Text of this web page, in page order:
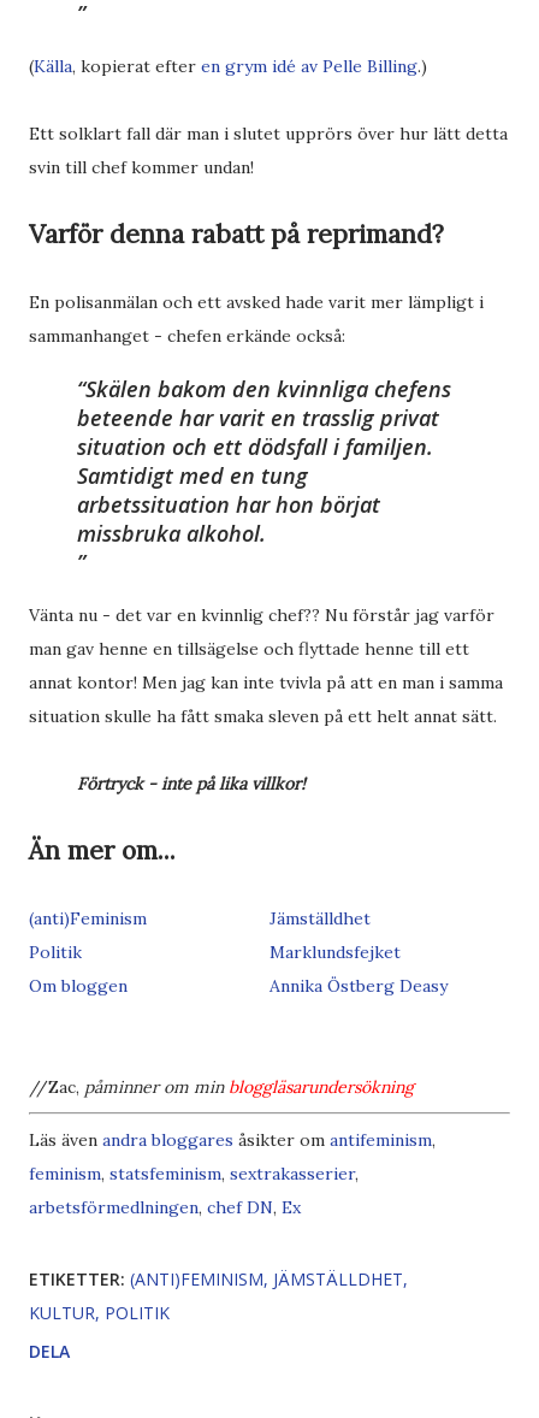
(Källa, kopierat efter en grym idé av Pelle Billing.)
Ett solklart fall där man i slutet upprörs över hur lätt detta
svin till chef kommer undan!
Varför denna rabatt på reprimand?
En polisanmälan och ett avsked hade varit mer lämpligt i
sammanhanget - chefen erkände också:
Skälen bakom den kvinnliga chefens
beteende har varit en trasslig privat
situation och ett dödsfall i familjen.
Samtidigt med en tung
arbetssituation har hon börjat
missbruka alkohol.
Vänta nu - det var en kvinnlig chef?? Nu förstår jag varför
man gav henne en tillsägelse och flyttade henne till ett
annat kontor! Men jag kan inte tvivla på att en man i samma
situation skulle ha fått smaka sleven på ett helt annat sätt.
Förtryck - inte på lika villkor!
Än mer om...
(anti)Feminism
Jämställdhet
Politik
Marklundsfejket
Om bloggen
Annika Östberg Deasy
//Zac, påminner om min bloggläsarundersökning
Läs även andra bloggares åsikter om antifeminism,
feminism, statsfeminism, sextrakasserier,
arbetsförmedlningen, chef DN, Ex
ETIKETTER: (ANTI)FEMINISM JÄMSTÄLLDHET
KULTUR POLITIK
DELA